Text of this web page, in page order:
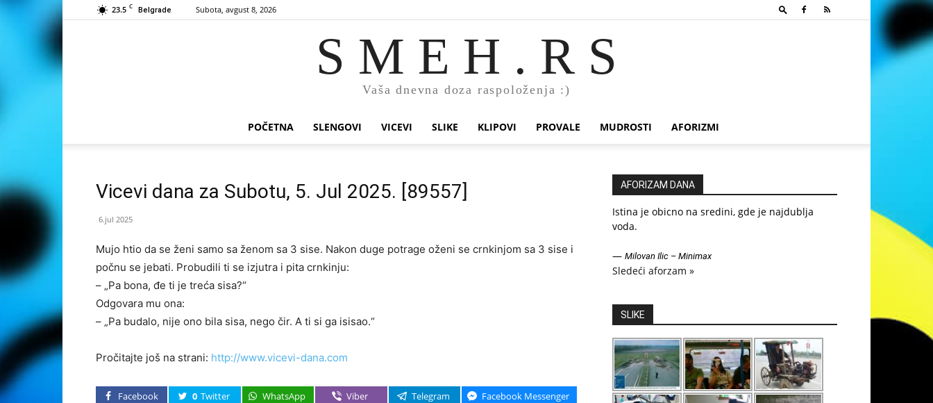
23.5 C Belgrade Subota, avgust 8, 2026
S M E H . R S
Vaša dnevna doza raspoloženja :)
POČETNA SLENGOVI VICEVI SLIKE KLIPOVI PROVALE MUDROSTI AFORIZMI
Vicevi dana za Subotu, 5. Jul 2025. [89557]
6.jul 2025
Mujo htio da se ženi samo sa ženom sa 3 sise. Nakon duge potrage oženi se crnkinjom sa 3 sise i
počnu se jebati. Probudili ti se izjutra i pita crnkinju:
– „Pa bona, đe ti je treća sisa?“
Odgovara mu ona:
– „Pa budalo, nije ono bila sisa, nego čir. A ti si ga isisao.“
Pročitajte još na strani: http://www.vicevi-dana.com
Facebook 0 Twitter WhatsApp Viber Telegram Facebook Messenger
AFORIZAM DANA
Istina je obicno na sredini, gde je najdublja
voda.
— Milovan Ilic – Minimax
Sledeći aforzam »
SLIKE